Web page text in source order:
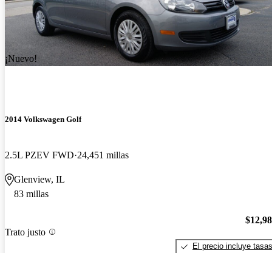
¡Nuevo!
2014 Volkswagen Golf
2.5L PZEV FWD 24,451 millas
Glenview, IL
83 millas
Trato justo
El precio incluye tasas